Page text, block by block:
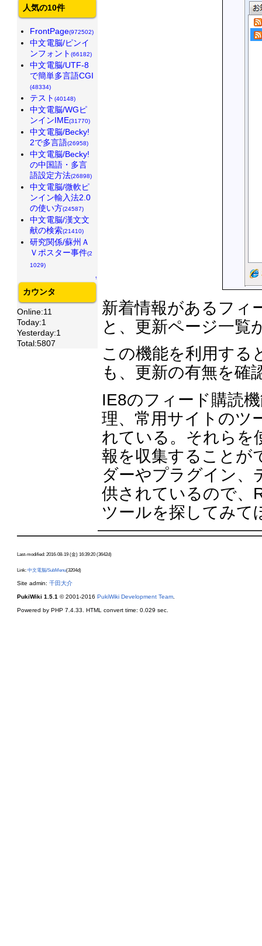
新着情報があるフィ
と、更新ページ一覧
この機能を利用する
も、更新の有無を確
IE8のフィード購読
理、常用サイトのツ
れている。それらを
報を収集することが
ダーやプラグイン、
供されているので、
ツールを探してみて
人気の10件
FrontPage(972502)
中文電脳/ピンイ
ンフォント (66182)
中文電脳/UTF-8
で簡単多言語CGI
(48334)
テスト (40148)
中文電脳/WGピ
ンインIME(31770)
中文電脳/Becky!
2で多言語(26958)
中文電脳/Becky!
の中国語・多言
語設定方法(26898)
中文電脳/微軟ピ
ンイン輸入法2.0
の使い方(24587)
中文電脳/漢文文
献の検索(21410)
研究関係/蘇州Ａ
Ｖポスター事件(2
1029)
↑
カウンタ
Online:11
Today:1
Yesterday:1
Total:5807
Last-modified: 2016-08-19 (金) 16:39:20 (3642d)
Link: 中文電脳/SubMenu(3204d)
Site admin: 千田大介
PukiWiki 1.5.1 © 2001-2016 PukiWiki Development Team.
Powered by PHP 7.4.33. HTML convert time: 0.029 sec.